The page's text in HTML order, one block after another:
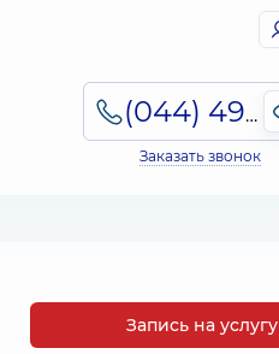
(044) 495-2-888
Заказать звонок
Запись на услугу